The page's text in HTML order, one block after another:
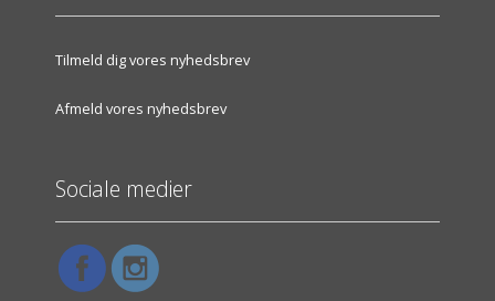
Tilmeld dig vores nyhedsbrev
Afmeld vores nyhedsbrev
Sociale medier